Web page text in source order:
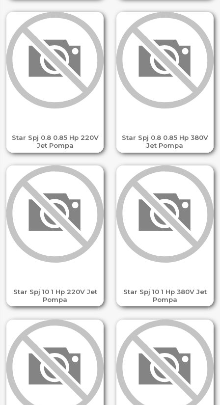
Star Spj 0.8 0.85 Hp 220V
Jet Pompa
Star Spj 0.8 0.85 Hp 380V
Jet Pompa
Star Spj 10 1 Hp 220V Jet
Pompa
Star Spj 10 1 Hp 380V Jet
Pompa